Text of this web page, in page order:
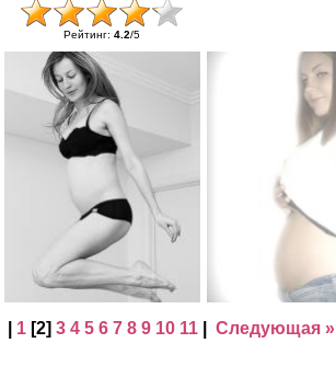
Рейтинг: 4.2/5
1 [2] 3 4 5 6 7 8 9 10 11 Следующая »